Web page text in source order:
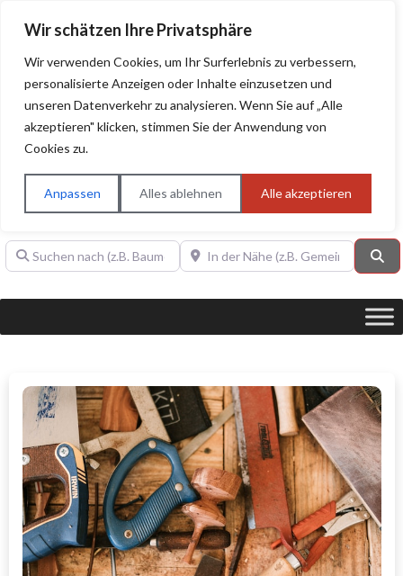
Wir schätzen Ihre Privatsphäre
Wir verwenden Cookies, um Ihr Surferlebnis zu verbessern,
personalisierte Anzeigen oder Inhalte einzusetzen und
unseren Datenverkehr zu analysieren. Wenn Sie auf „Alle
akzeptieren" klicken, stimmen Sie der Anwendung von
Cookies zu.
Anpassen Alles ablehnen Alle akzeptieren
BAUHERRENHILFE.orgQualitätssiegel!
Sie finden hier nur Qualitätsbetriebe, die mit dem DIAMANT,
PLATIN, GOLD, SILBER, ANWÄRTER "Bauherrenhilfe.org-
Qualitätssiegel" ausgezeichnet sind.
Suchen nach (z.B. Baumeister oder Dachdecker)In der Nähe (z.B. Gemeinde Baden)